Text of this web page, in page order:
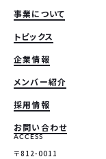
事業について
トピックス
企業情報
メンバー紹介
採用情報
お問い合わせ
ACCESS
〒812-0011